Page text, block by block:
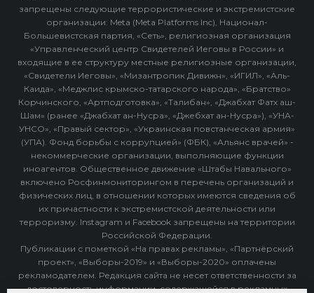
запрещены следующие террористические и экстремистские
организации: Meta (Meta Platforms Inc), Национал-
Большевистская партия, «Сеть», религиозная организация
«Управленческий центр Свидетелей Иеговы в России» и
входящие в ее структуру местные религиозные организации,
«Свидетели Иеговы», «Мизантропик Дивижн», «ИГИЛ», «Аль-
Каида», «Меджлис крымско-татарского народа», «Братство»
Корчинского, «Артподготовка», «Талибан», «Джабхат Фатх аш-
Шам» (ранее «Джабхат ан-Нусра», «Джебхат ан-Нусра»), «УНА-
УНСО», «Правый сектор», «Украинская повстанческая армия»
(УПА). Фонд борьбы с коррупцией» (ФБК), «Альянс врачей» -
некоммерческие организации, выполняющие функции
иноагентов. Общественное движение «Штабы Навального»
включено Росфинмониторингом в перечень организаций и
физических лиц, в отношении которых имеются сведения об
их причастности к экстремистской деятельности или
терроризму. Instagram и Facebook запрещены на территории
Российской Федерации.
Публикации с пометкой «На правах рекламы», «Партнёрский
проект», «Выборы-2019» и «Выборы-2020» оплачены
рекламодателем. Редакция сайта не несет ответственности за
достоверность информации, содержащейся в рекламных